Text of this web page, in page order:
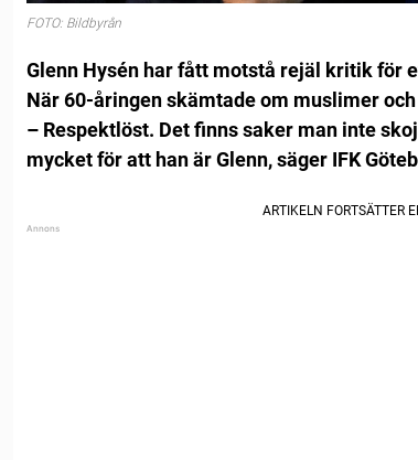
FOTO: Bildbyrån
Glenn Hysén har fått motstå rejäl kritik för
När 60-åringen skämtade om muslimer
– Respektlöst. Det finns saker man inte
mycket för att han är Glenn, säger IFK